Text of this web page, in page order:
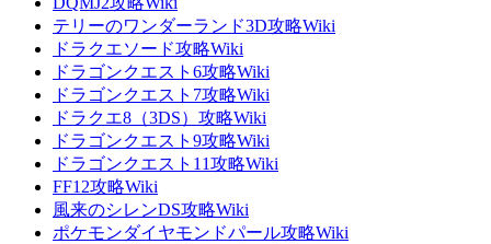
テリーのワンダーランド3D攻略Wiki
ドラクエソード攻略Wiki
ドラゴンクエスト6攻略Wiki
ドラゴンクエスト7攻略Wiki
ドラクエ8（3DS）攻略Wiki
ドラゴンクエスト9攻略Wiki
ドラゴンクエスト11攻略Wiki
FF12攻略Wiki
風来のシレンDS攻略Wiki
ポケモンダイヤモンドパール攻略Wiki